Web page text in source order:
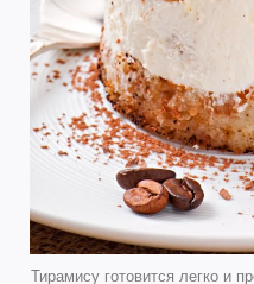
Тирамису готовится легко и